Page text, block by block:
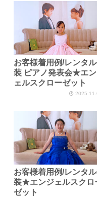
お客様着用例/レンタ
装 ピアノ発表会★エ
ェルスクローゼット
お客様着用例/レンタ
装★エンジェルスクロ
ゼット